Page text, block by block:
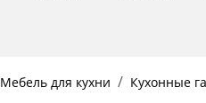
Мебель для кухни Кухонные